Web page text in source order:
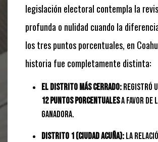
legislación electoral contempla la
profunda o nulidad cuando la
los tres puntos porcentuales, en
historia fue completamente distinta:
El distrito más cerrado:Registró
12 puntos porcentualesa favor de
ganadora.
Distrito 1 (Ciudad Acuña):La